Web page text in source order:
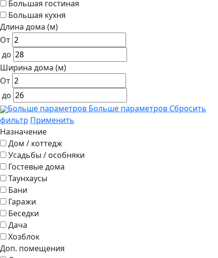
Большая гостиная
Большая кухня
Длина дома (м)
От
до
Ширина дома (м)
От
до
Больше параметров Больше параметров Сбросить
фильтр Применить
Назначение
Дом / коттедж
Усадьбы / особняки
Гостевые дома
Таунхаусы
Бани
Гаражи
Беседки
Дача
Хозблок
Доп. помещения